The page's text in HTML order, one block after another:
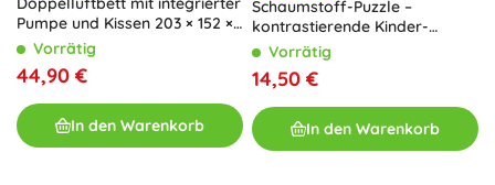
Pumpe und Kissen 203 × 152 ×
46 cm BESTWAY
Vorrätig
44,90 €
In den Warenkorb
Schaumstoff-Puzzle –
kontrastierende Kinder-
Spielmatte Tiere 120 × 120 cm
Vorrätig
14,50 €
In den Warenkorb